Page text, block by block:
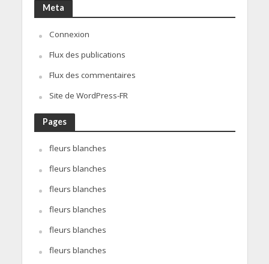
Meta
Connexion
Flux des publications
Flux des commentaires
Site de WordPress-FR
Pages
fleurs blanches
fleurs blanches
fleurs blanches
fleurs blanches
fleurs blanches
fleurs blanches